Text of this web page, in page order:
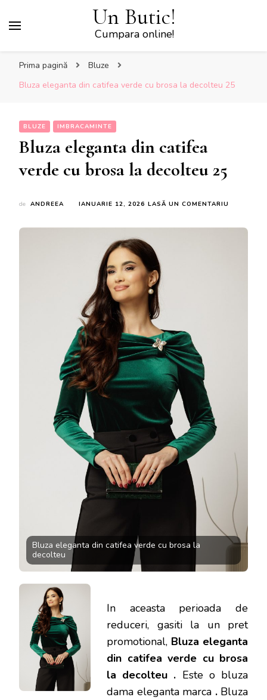
Un Butic!
Cumpara online!
Prima pagină
Bluze
Bluza eleganta din catifea verde cu brosa la decolteu 25
BLUZE IMBRACAMINTE
Bluza eleganta din catifea
verde cu brosa la decolteu 25
de ANDREEA IANUARIE 12, 2026 LASĂ UN COMENTARIU
Bluza eleganta din catifea verde cu brosa la
decolteu
In aceasta perioada de
reduceri, gasiti la un pret
promotional, Bluza eleganta
din catifea verde cu brosa
la decolteu . Este o bluza
dama eleganta marca .Bluza